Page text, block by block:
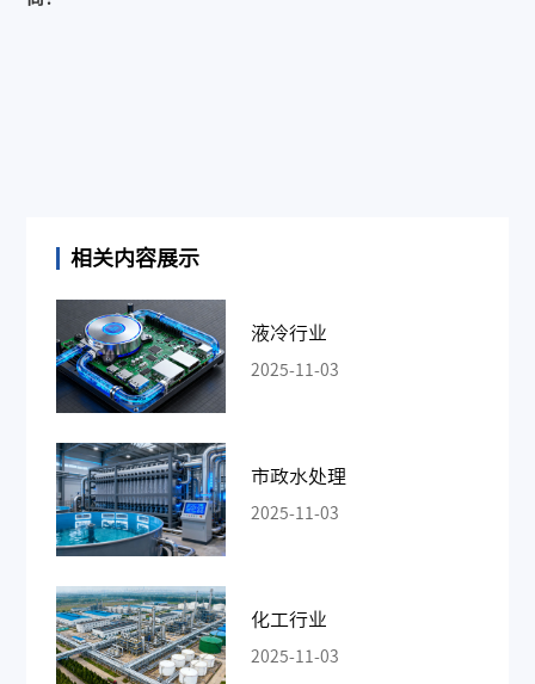
相关内容展示
液冷行业
2025-11-03
市政水处理
2025-11-03
化工行业
2025-11-03